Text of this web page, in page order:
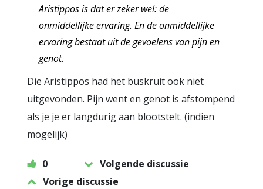
Aristippos is dat er zeker wel: de
onmiddellijke ervaring. En de onmiddellijke
ervaring bestaat uit de gevoelens van pijn en
genot.
Die Aristippos had het buskruit ook niet
uitgevonden. Pijn went en genot is afstompend
als je je er langdurig aan blootstelt. (indien
mogelijk)
0
Volgende discussie
Vorige discussie